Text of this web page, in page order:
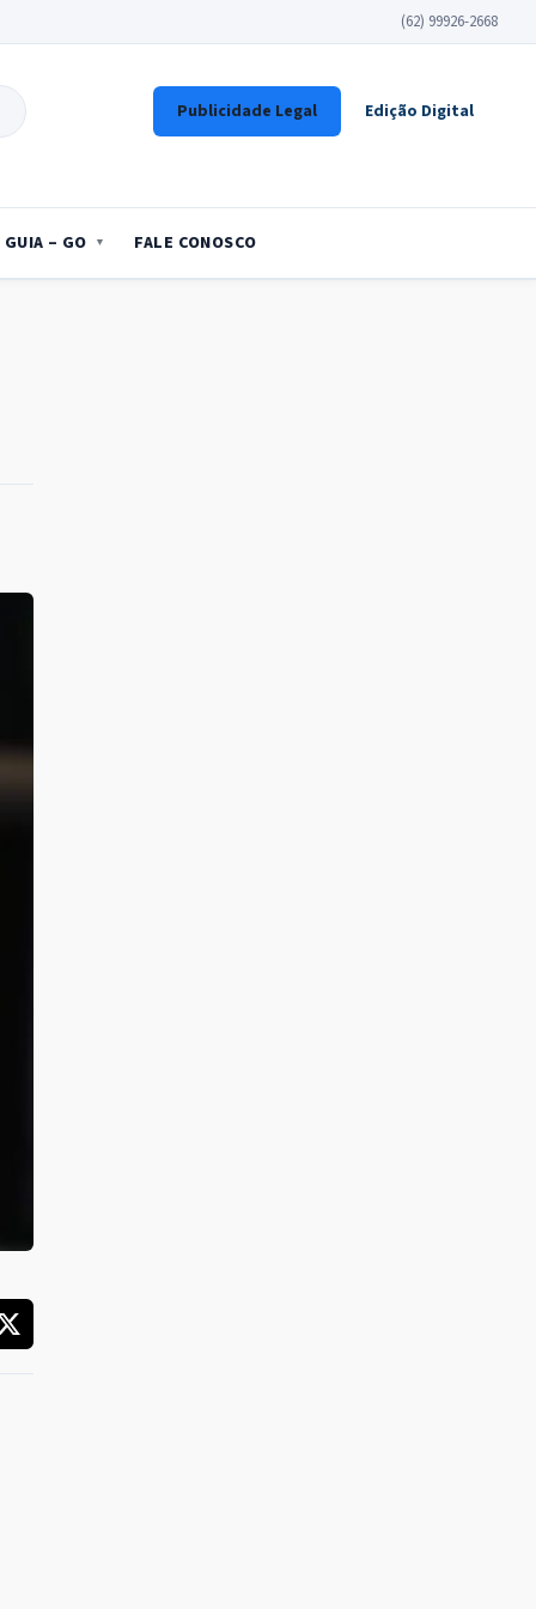
(62) 99926-2668
Publicidade Legal Edição Digital
GUIA – GO FALE CONOSCO